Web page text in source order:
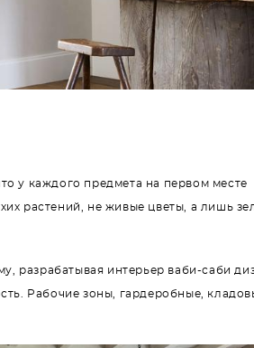
у каждого предмета на первом месте
растений, не живые цветы, а лишь
разрабатывая интерьер ваби-саби
Рабочие зоны, гардеробные,